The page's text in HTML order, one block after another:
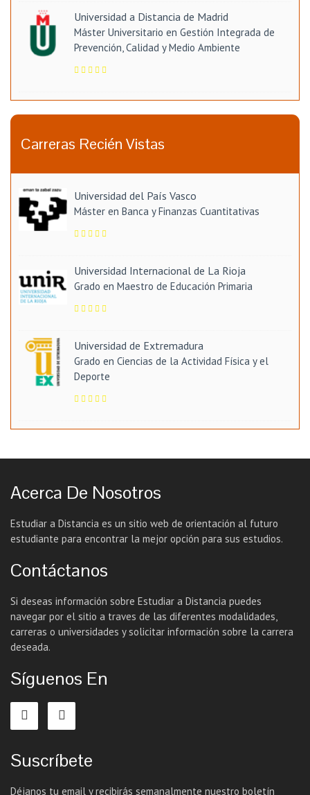
Universidad a Distancia de Madrid
Máster Universitario en Gestión Integrada de
Prevención, Calidad y Medio Ambiente
Carreras Recién Vistas
Universidad del País Vasco
Máster en Banca y Finanzas Cuantitativas
Universidad Internacional de La Rioja
Grado en Maestro de Educación Primaria
Universidad de Extremadura
Grado en Ciencias de la Actividad Física y el
Deporte
Acerca De Nosotros
Estudiar a Distancia es un sitio web de orientación al futuro
estudiante para encontrar la mejor opción para sus estudios.
Contáctanos
Si deseas información sobre Estudiar a Distancia puedes
navegar por el sitio a traves de las diferentes modalidades,
carreras o universidades y solicitar información sobre la carrera
deseada.
Síguenos En
Suscríbete
Déjanos tu email y recibirás semanalmente nuestro boletín